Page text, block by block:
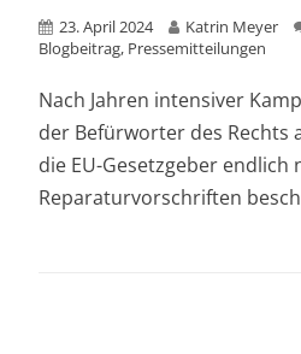
23. April 2024 Katrin Meyer
Blogbeitrag, Pressemitteilungen
Nach Jahren intensiver
der Befürworter des Rechts
die EU-Gesetzgeber endlich
Reparaturvorschriften